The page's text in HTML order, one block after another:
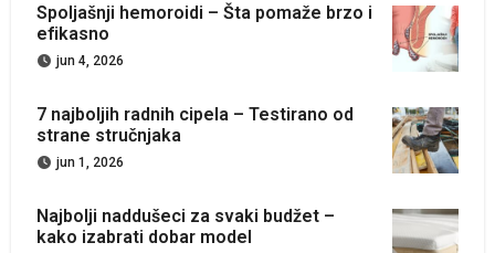
Spoljašnji hemoroidi – Šta pomaže brzo i
efikasno
jun 4, 2026
7 najboljih radnih cipela – Testirano od
strane stručnjaka
jun 1, 2026
Najbolji naddušeci za svaki budžet –
kako izabrati dobar model